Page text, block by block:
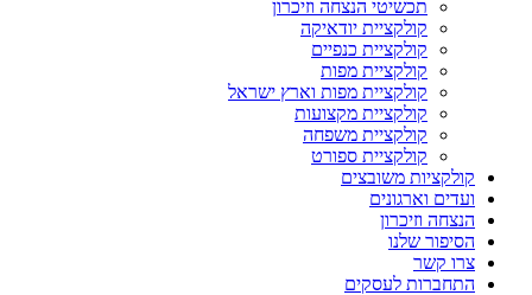
תכשיטי הנצחה וזיכרון
קולקציית יודאיקה
קולקציית כנפיים
קולקציית מפות
קולקציית מפות וארץ ישראל
קולקציית מקצועות
קולקציית משפחה
קולקציית ספורט
קולקציות משובצים
ועדים וארגונים
הנצחה וזיכרון
הסיפור שלנו
צרו קשר
התחברות לעסקים